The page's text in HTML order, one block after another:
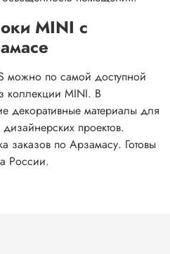
MINI с
можно по самой доступной
коллекции MINI. В
декоративные материалы для
проектов.
заказов по Арзамасу. Готовы
России.